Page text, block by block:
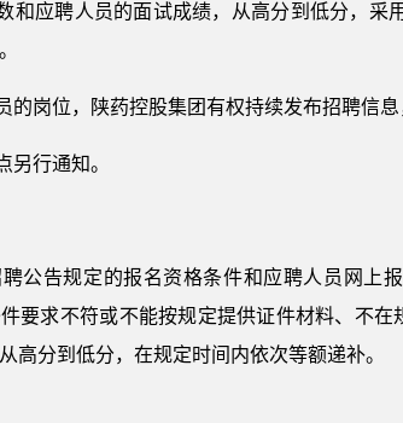
和应聘人员的面试成绩，从高分到低分，
的岗位，陕药控股集团有权持续发布招聘信息
另行通知。
公告规定的报名资格条件和应聘人员网上
要求不符或不能按规定提供证件材料、不
高分到低分，在规定时间内依次等额递补。